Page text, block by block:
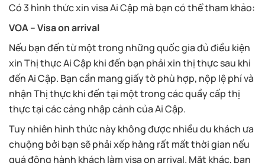
Có 3 hình thức xin visa Ai Cập mà bạn có thể tham khảo:
VOA – Visa on arrival
Nếu bạn đến từ một trong những quốc gia đủ điều kiện
xin Thị thực Ai Cập khi đến bạn phải xin thị thực sau khi
đến Ai Cập. Bạn cần mang giấy tờ phù hợp, nộp lệ phí và
nhận Thị thực khi đến tại một trong các quầy cấp thị
thực tại các cảng nhập cảnh của Ai Cập.
Tuy nhiên hình thức này không được nhiều du khách ưa
chuộng bởi bạn sẽ phải xếp hàng rất mất thời gian nếu
quá đông hành khách làm visa on arrival. Mặt khác, bạn